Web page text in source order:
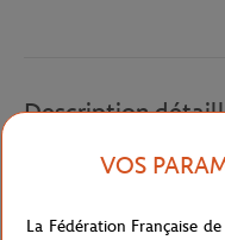
Description
Ce porte-clés représente
vous remémorer vos
VOS
La Fédération Française